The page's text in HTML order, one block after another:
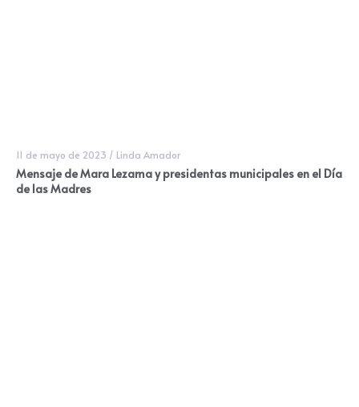
11 de mayo de 2023 / Linda Amador
Mensaje de Mara Lezama y presidentas municipales en el Día
de las Madres